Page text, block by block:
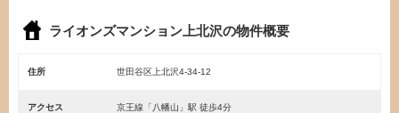
ライオンズマンション上北沢の物件概要
住所 世田谷区上北沢4-34-12
アクセス 京王線「八幡山」駅 徒歩4分